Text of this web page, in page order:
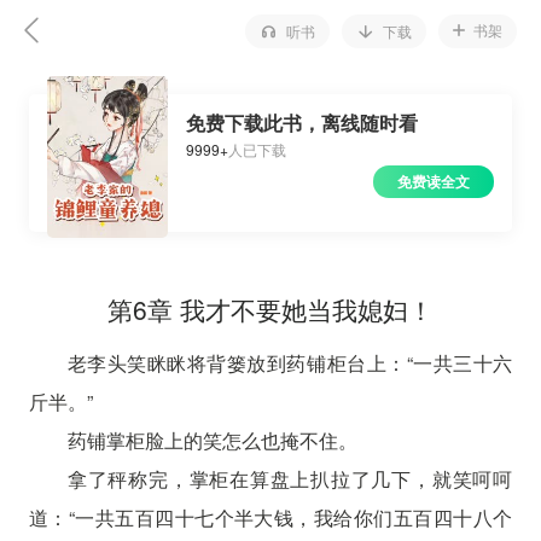
听书 下载 书架
免费下载此书，离线随时看
9999+人已下载
免费读全文
第6章 我才不要她当我媳妇！
老李头笑眯眯将背篓放到药铺柜台上：“一共三十六
斤半。”
药铺掌柜脸上的笑怎么也掩不住。
拿了秤称完，掌柜在算盘上扒拉了几下，就笑呵呵
道：“一共五百四十七个半大钱，我给你们五百四十八个